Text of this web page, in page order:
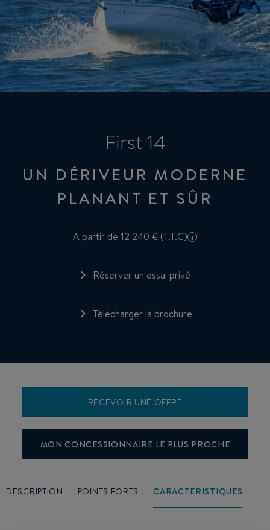
First 14
UN DÉRIVEUR MODERNE
PLANANT ET SÛR
A partir de 12 240 € (T.T.C) i
Réserver un essai privé
Télécharger la brochure
RECEVOIR UNE OFFRE
MON CONCESSIONNAIRE LE PLUS PROCHE
DESCRIPTION POINTS FORTS CARACTÉRISTIQUES